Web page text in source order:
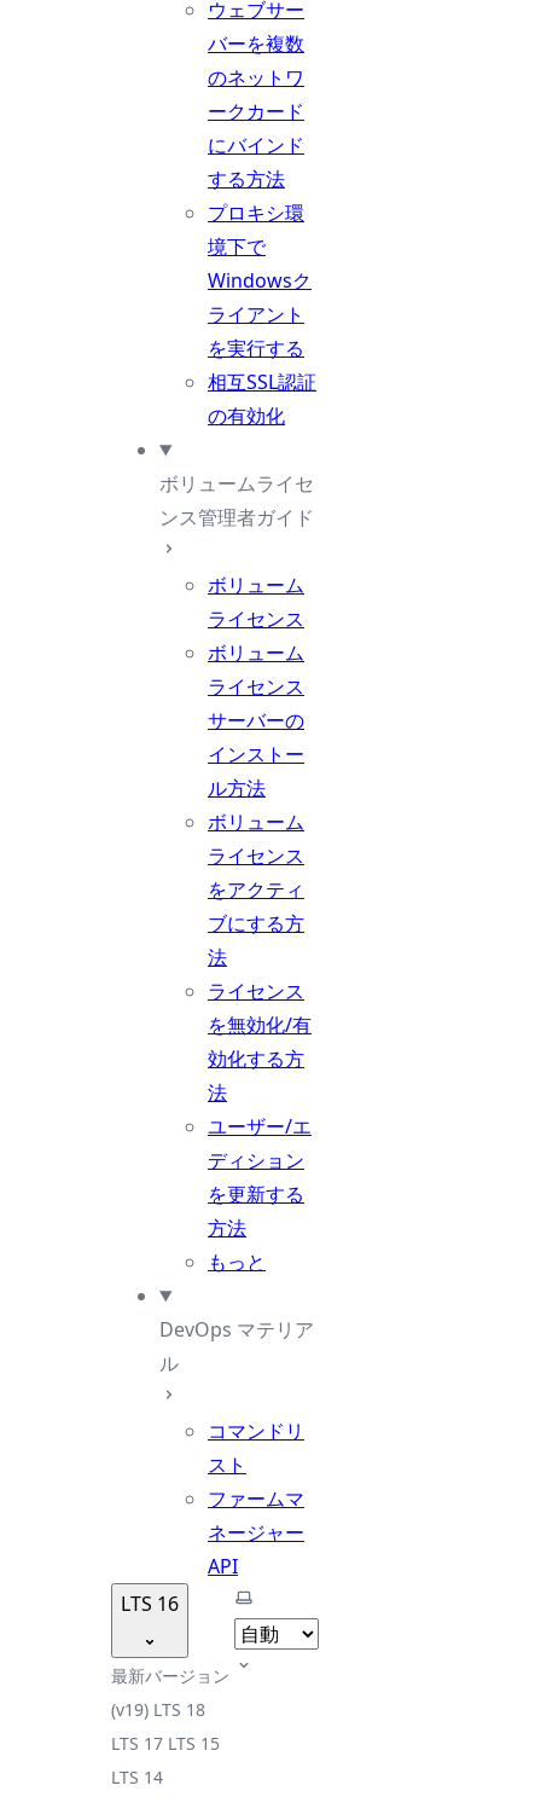
ウェブサー
バーを複数
のネットワ
ークカード
にバインド
する方法
プロキシ環
境下で
Windowsク
ライアント
を実行する
相互SSL認証
の有効化
ボリュームライセ
ンス管理者ガイド
ボリューム
ライセンス
ボリューム
ライセンス
サーバーの
インストー
ル方法
ボリューム
ライセンス
をアクティ
ブにする方
法
ライセンス
を無効化/有
効化する方
法
ユーザー/エ
ディション
を更新する
方法
もっと
DevOps マテリア
ル
コマンドリ
スト
ファームマ
ネージャー
API
LTS 16
最新バージョン
(v19) LTS 18
LTS 17 LTS 15
LTS 14
テーマを選択